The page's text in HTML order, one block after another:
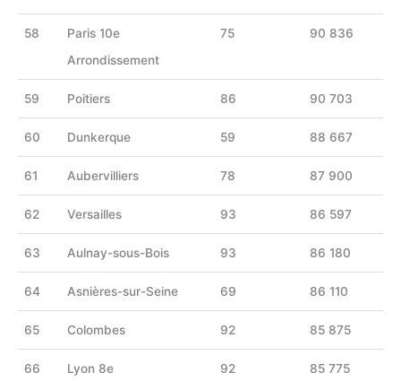
58
Paris 10e
Arrondissement
75 90 836
59 Poitiers 86 90 703
60 Dunkerque 59 88 667
61 Aubervilliers 78 87 900
62 Versailles 93 86 597
63 Aulnay-sous-Bois 93 86 180
64 Asnières-sur-Seine 69 86 110
65 Colombes 92 85 875
66
Lyon 8e
92 85 775